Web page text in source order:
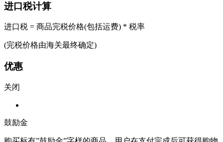
进口税计算
进口税 = 商品完税价格(包括运费) * 税率
(完税价格由海关最终确定)
优惠
关闭
鼓励金